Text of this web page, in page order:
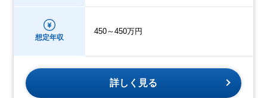
想定年収
450～450万円
詳しく見る